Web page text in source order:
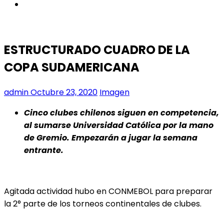
ESTRUCTURADO CUADRO DE LA
COPA SUDAMERICANA
adminOctubre 23, 2020 Imagen
Cinco clubes chilenos siguen en competencia,
al sumarse Universidad Católica por la mano
de Gremio. Empezarán a jugar la semana
entrante.
Agitada actividad hubo en CONMEBOL para preparar
la 2° parte de los torneos continentales de clubes.